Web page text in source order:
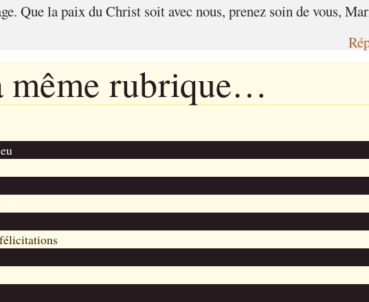
Que la paix du Christ soit avec nous, prenez soin de vous,
même rubrique…